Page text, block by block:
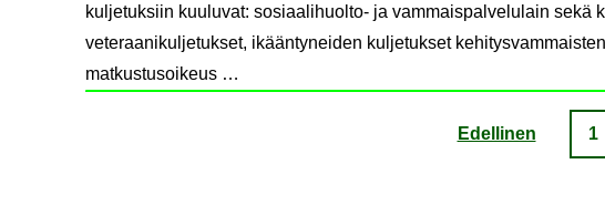
kuljetuksiin kuuluvat: sosiaalihuolto- ja vammaispalvelulain sekä
veteraanikuljetukset, ikääntyneiden kuljetukset
matkustusoikeus …
Edel­li­nen
1